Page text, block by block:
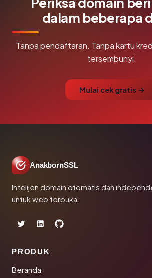
dalam beberapa
Tanpa pendaftaran. Tanpa kartu
tersembunyi.
Mulai cek gratis →
AnakbornSSL
Intelijen domain otomatis dan
untuk web terbuka.
PRODUK
Beranda